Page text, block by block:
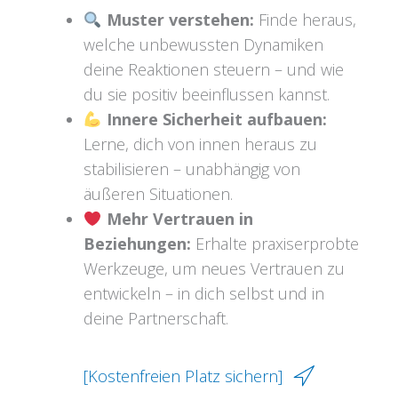
Muster verstehen: Finde heraus,
welche unbewussten Dynamiken
deine Reaktionen steuern – und wie
du sie positiv beeinflussen kannst.
Innere Sicherheit aufbauen:
Lerne, dich von innen heraus zu
stabilisieren – unabhängig von
äußeren Situationen.
Mehr Vertrauen in
Beziehungen: Erhalte praxiserprobte
Werkzeuge, um neues Vertrauen zu
entwickeln – in dich selbst und in
deine Partnerschaft.
[Kostenfreien Platz sichern]